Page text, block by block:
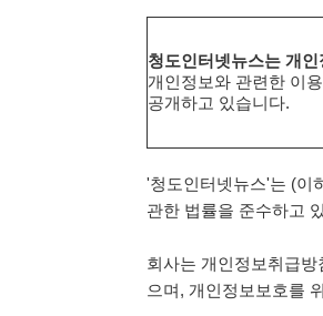
청도인터넷뉴스는 개
개인정보와 관련한 이
공개하고 있습니다.
'청도인터넷뉴스'는 (이
관한 법률을 준수하고
회사는 개인정보취급
으며, 개인정보보호를